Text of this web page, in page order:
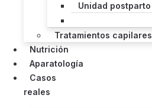
Unidad postparto
Tratamientos capilares
Nutrición
Aparatología
Casos
reales